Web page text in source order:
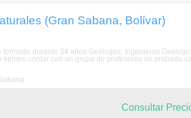
(Gran Sabana, Bolívar)
durante 34 años Geólogos, Ingenieros
contar con un grupo de profesores de probada
Consultar